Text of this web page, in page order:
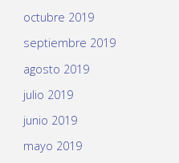
octubre 2019
septiembre 2019
agosto 2019
julio 2019
junio 2019
mayo 2019